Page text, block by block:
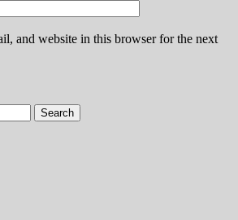
and website in this browser for the next